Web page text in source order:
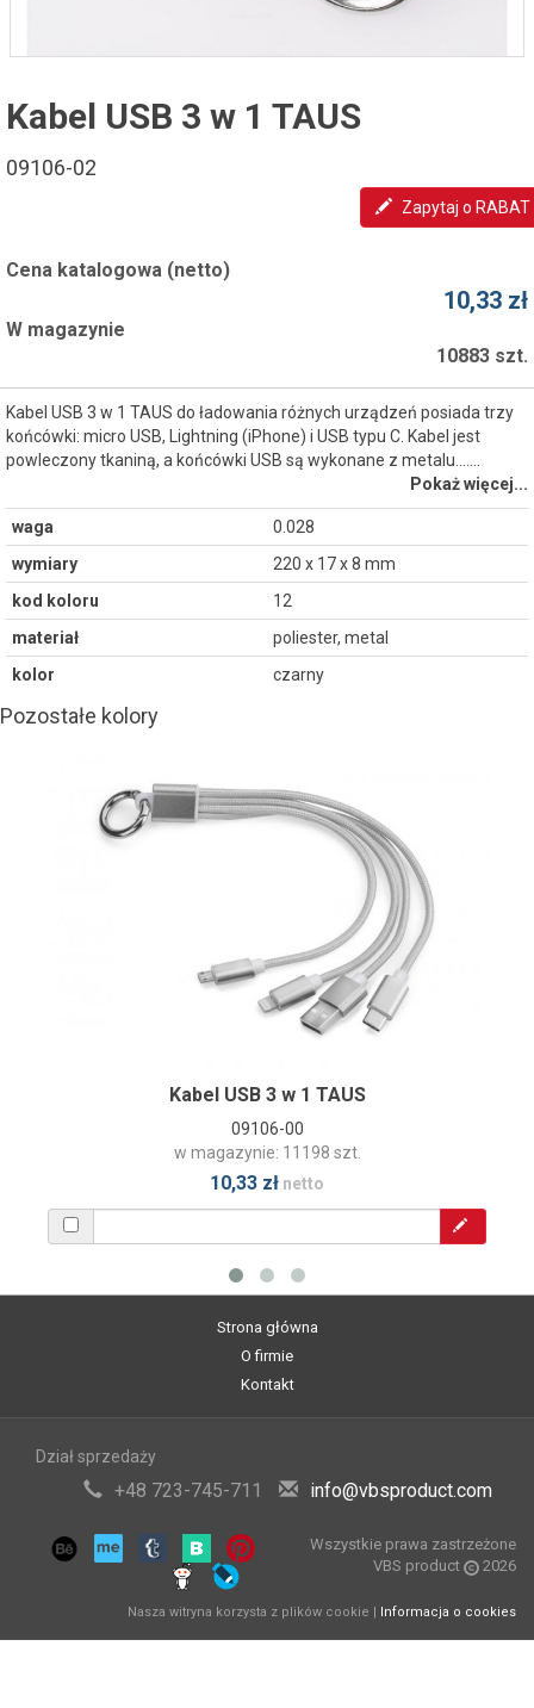
Kabel USB 3 w 1 TAUS
09106-02
Zapytaj o RABAT
Cena katalogowa (netto)
10,33 zł
W magazynie
10883 szt.
Kabel USB 3 w 1 TAUS do ładowania różnych urządzeń posiada trzy
końcówki: micro USB, Lightning (iPhone) i USB typu C. Kabel jest
powleczony tkaniną, a końcówki USB są wykonane z metalu....…
Pokaż więcej...
waga
0.028
wymiary
220 x 17 x 8 mm
kod koloru
12
materiał
poliester, metal
kolor
czarny
Pozostałe kolory
Kabel USB 3 w 1 TAUS
09106-00
w magazynie: 11198 szt.
10,33 zł netto
Strona główna
O firmie
Kontakt
Dział sprzedaży
+48 723-745-711 info@vbsproduct.com
Wszystkie prawa zastrzeżone
VBS product
2026
Nasza witryna korzysta z plików cookie | Informacja o cookies